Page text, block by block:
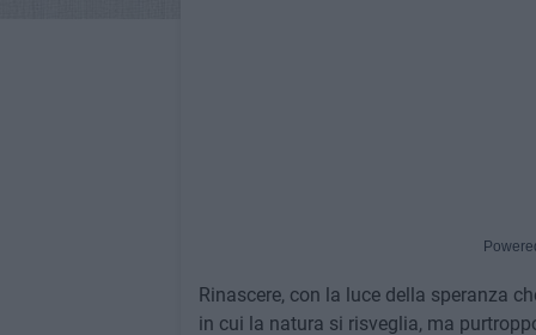
Rinascere, con la luce della speranza
in cui la natura si risveglia, ma